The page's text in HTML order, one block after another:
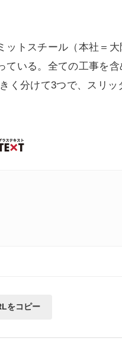
トスチール（本社＝
ている。全ての工事を
分けて3つで、スリッ
をコピー